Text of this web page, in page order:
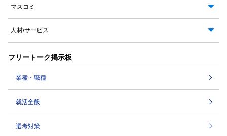
マスコミ
人材/サービス
フリートーク掲示板
業種・職種
就活全般
選考対策